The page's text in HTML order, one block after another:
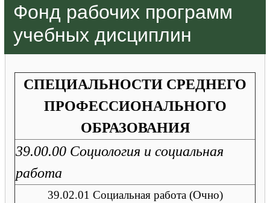
Фонд рабочих программ
учебных дисциплин
СПЕЦИАЛЬНОСТИ СРЕДНЕГО
ПРОФЕССИОНАЛЬНОГО
ОБРАЗОВАНИЯ
39.00.00 Социология и социальная
работа
39.02.01 Социальная работа (Очно)